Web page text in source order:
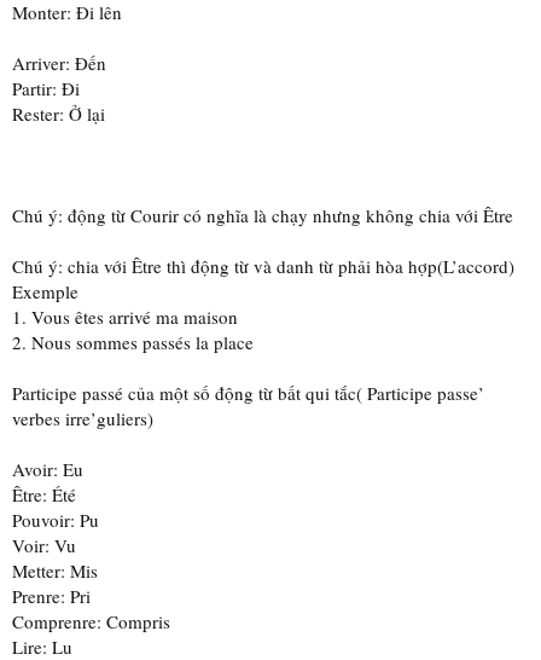
Monter: Đi lên
Arriver: Đến
Partir: Đi
Rester: Ở lại
Chú ý: động từ Courir có nghĩa là chạy nhưng không chia với Être
Chú ý: chia với Être thì động từ và danh từ phải hòa hợp(L’accord)
Exemple
1. Vous êtes arrivé ma maison
2. Nous sommes passés la place
Participe passé của một số động từ bất qui tắc( Participe passe’
verbes irre’guliers)
Avoir: Eu
Être: Été
Pouvoir: Pu
Voir: Vu
Metter: Mis
Prenre: Pri
Comprenre: Compris
Lire: Lu